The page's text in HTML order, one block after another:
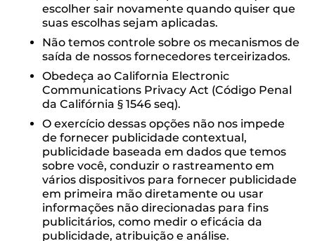
escolher sair novamente quando quiser que
suas escolhas sejam aplicadas.
Não temos controle sobre os mecanismos de
saída de nossos fornecedores terceirizados.
Obedeça ao California Electronic
Communications Privacy Act (Código Penal
da Califórnia § 1546 seq).
O exercício dessas opções não nos impede
de fornecer publicidade contextual,
publicidade baseada em dados que temos
sobre você, conduzir o rastreamento em
vários dispositivos para fornecer publicidade
em primeira mão diretamente ou usar
informações não direcionadas para fins
publicitários, como medir o eficácia da
publicidade, atribuição e análise.